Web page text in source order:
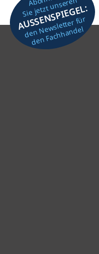
Sie jetzt unseren
AUSSENSPIEGEL:
den Newsletter für
den Fachhandel